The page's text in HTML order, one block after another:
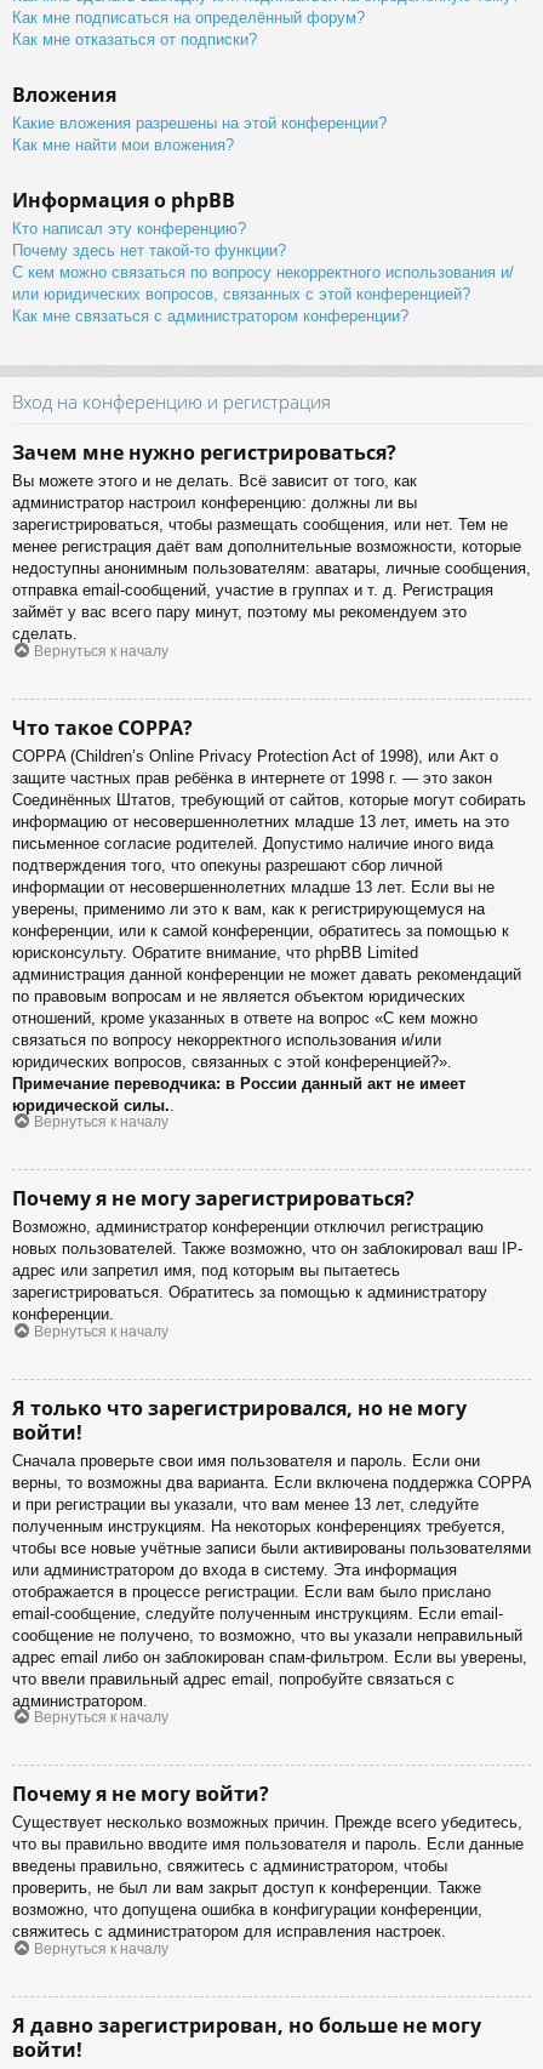
Как мне подписаться на определённый форум?
Как мне отказаться от подписки?
Вложения
Какие вложения разрешены на этой конференции?
Как мне найти мои вложения?
Информация о phpBB
Кто написал эту конференцию?
Почему здесь нет такой-то функции?
С кем можно связаться по вопросу некорректного использования и/
или юридических вопросов, связанных с этой конференцией?
Как мне связаться с администратором конференции?
Вход на конференцию и регистрация
Зачем мне нужно регистрироваться?
Вы можете этого и не делать. Всё зависит от того, как
администратор настроил конференцию: должны ли вы
зарегистрироваться, чтобы размещать сообщения, или нет. Тем не
менее регистрация даёт вам дополнительные возможности, которые
недоступны анонимным пользователям: аватары, личные сообщения,
отправка email-сообщений, участие в группах и т. д. Регистрация
займёт у вас всего пару минут, поэтому мы рекомендуем это
сделать.
Вернуться к началу
Что такое COPPA?
COPPA (Children’s Online Privacy Protection Act of 1998), или Акт о
защите частных прав ребёнка в интернете от 1998 г. — это закон
Соединённых Штатов, требующий от сайтов, которые могут собирать
информацию от несовершеннолетних младше 13 лет, иметь на это
письменное согласие родителей. Допустимо наличие иного вида
подтверждения того, что опекуны разрешают сбор личной
информации от несовершеннолетних младше 13 лет. Если вы не
уверены, применимо ли это к вам, как к регистрирующемуся на
конференции, или к самой конференции, обратитесь за помощью к
юрисконсульту. Обратите внимание, что phpBB Limited
администрация данной конференции не может давать рекомендаций
по правовым вопросам и не является объектом юридических
отношений, кроме указанных в ответе на вопрос «С кем можно
связаться по вопросу некорректного использования и/или
юридических вопросов, связанных с этой конференцией?».
Примечание переводчика: в России данный акт не имеет
юридической силы.
Вернуться к началу
Почему я не могу зарегистрироваться?
Возможно, администратор конференции отключил регистрацию
новых пользователей. Также возможно, что он заблокировал ваш IP-
адрес или запретил имя, под которым вы пытаетесь
зарегистрироваться. Обратитесь за помощью к администратору
конференции.
Вернуться к началу
Я только что зарегистрировался, но не могу
войти!
Сначала проверьте свои имя пользователя и пароль. Если они
верны, то возможны два варианта. Если включена поддержка COPPA
и при регистрации вы указали, что вам менее 13 лет, следуйте
полученным инструкциям. На некоторых конференциях требуется,
чтобы все новые учётные записи были активированы пользователями
или администратором до входа в систему. Эта информация
отображается в процессе регистрации. Если вам было прислано
email-сообщение, следуйте полученным инструкциям. Если email-
сообщение не получено, то возможно, что вы указали неправильный
адрес email либо он заблокирован спам-фильтром. Если вы уверены,
что ввели правильный адрес email, попробуйте связаться с
администратором.
Вернуться к началу
Почему я не могу войти?
Существует несколько возможных причин. Прежде всего убедитесь,
что вы правильно вводите имя пользователя и пароль. Если данные
введены правильно, свяжитесь с администратором, чтобы
проверить, не был ли вам закрыт доступ к конференции. Также
возможно, что допущена ошибка в конфигурации конференции,
свяжитесь с администратором для исправления настроек.
Вернуться к началу
Я давно зарегистрирован, но больше не могу
войти!